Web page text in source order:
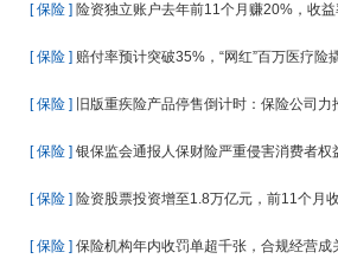
[ 保险 ] 险资独立账户去年前11个月赚20%，收
[ 保险 ] 赔付率预计突破35%，“网红”百万医疗险
[ 保险 ] 旧版重疾险产品停售倒计时：保险公司
[ 保险 ] 银保监会通报人保财险严重侵害消费者权
[ 保险 ] 险资股票投资增至1.8万亿元，前11个月
[ 保险 ] 保险机构年内收罚单超千张，合规经营成